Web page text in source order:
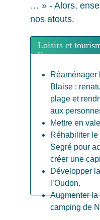
… » - Alors,
nos atouts.
Loisirs et
l’eau
Réaménager
Blaise :
plage et
aux
Mettre en
Réhabiliter
Segré pour
créer une
Développer
l’Oudon.
Augmenter
camping de